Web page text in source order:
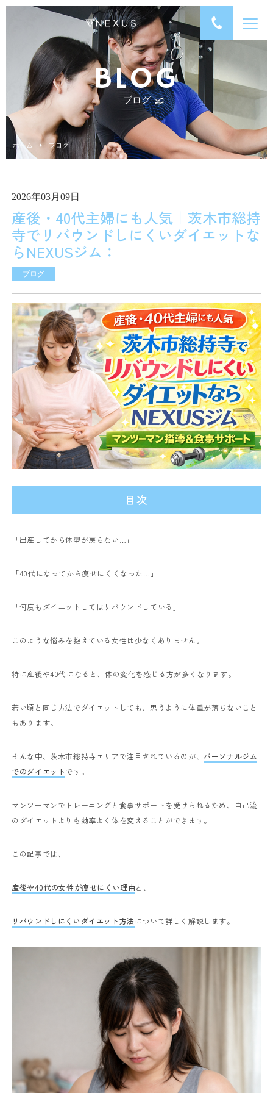
BLOG
ブログ
ホーム ブログ
2026年03月09日
産後・40代主婦にも人気｜茨木市総持
寺でリバウンドしにくいダイエットな
らNEXUSジム：
ブログ
目次
「出産してから体型が戻らない…」
「40代になってから痩せにくくなった…」
「何度もダイエットしてはリバウンドしている」
このような悩みを抱えている女性は少なくありません。
特に産後や40代になると、体の変化を感じる方が多くなります。
若い頃と同じ方法でダイエットしても、思うように体重が落ちないこと
もあります。
そんな中、茨木市総持寺エリアで注目されているのが、パーソナルジム
でのダイエットです。
マンツーマンでトレーニングと食事サポートを受けられるため、自己流
のダイエットよりも効率よく体を変えることができます。
この記事では、
産後や40代の女性が痩せにくい理由と、
リバウンドしにくいダイエット方法 について詳しく解説します。